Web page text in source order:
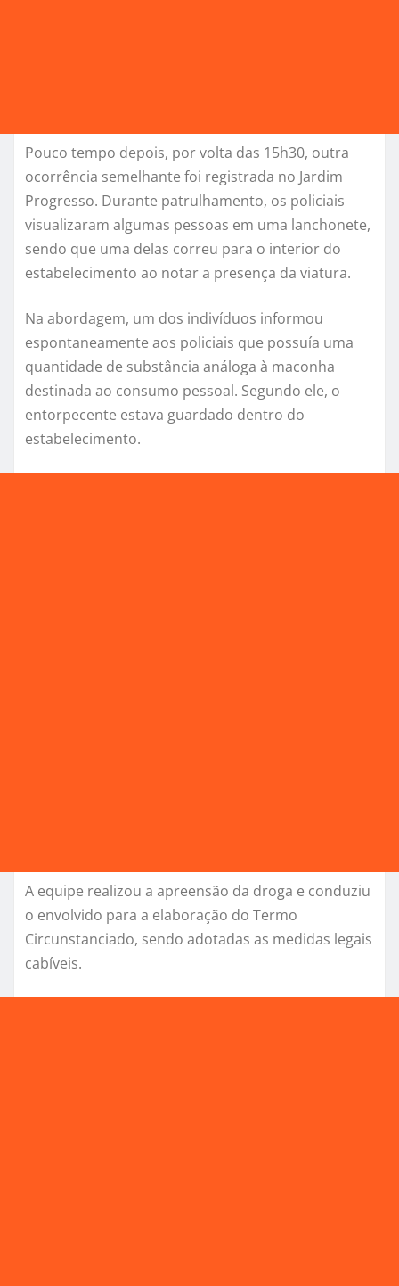
Pouco tempo depois, por volta das 15h30, outra
ocorrência semelhante foi registrada no Jardim
Progresso. Durante patrulhamento, os policiais
visualizaram algumas pessoas em uma lanchonete,
sendo que uma delas correu para o interior do
estabelecimento ao notar a presença da viatura.
Na abordagem, um dos indivíduos informou
espontaneamente aos policiais que possuía uma
quantidade de substância análoga à maconha
destinada ao consumo pessoal. Segundo ele, o
entorpecente estava guardado dentro do
estabelecimento.
A equipe realizou a apreensão da droga e conduziu
o envolvido para a elaboração do Termo
Circunstanciado, sendo adotadas as medidas legais
cabíveis.